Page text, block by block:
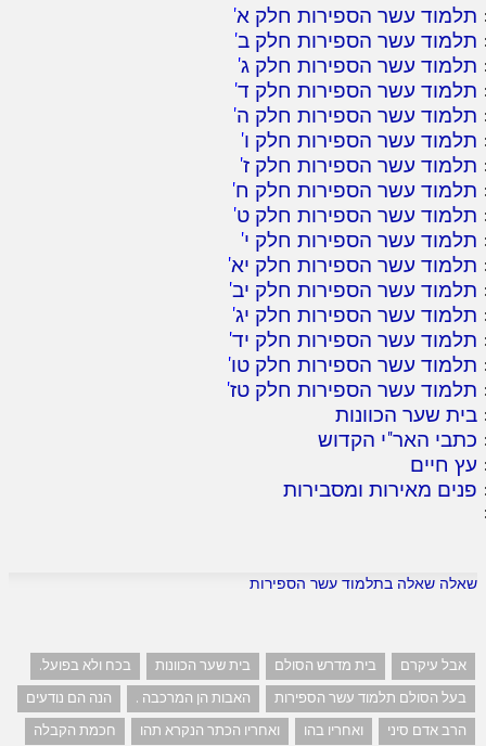
תלמוד עשר הספירות חלק א'
תלמוד עשר הספירות חלק ב'
תלמוד עשר הספירות חלק ג'
תלמוד עשר הספירות חלק ד'
תלמוד עשר הספירות חלק ה'
תלמוד עשר הספירות חלק ו'
תלמוד עשר הספירות חלק ז'
תלמוד עשר הספירות חלק ח'
תלמוד עשר הספירות חלק ט'
תלמוד עשר הספירות חלק י'
תלמוד עשר הספירות חלק יא'
תלמוד עשר הספירות חלק יב'
תלמוד עשר הספירות חלק יג'
תלמוד עשר הספירות חלק יד'
תלמוד עשר הספירות חלק טו'
תלמוד עשר הספירות חלק טז'
בית שער הכוונות
כתבי האר"י הקדוש
עץ חיים
פנים מאירות ומסבירות
שאלה שאלה בתלמוד עשר הספירות
אבל עיקרם בית מדרש הסולם בית שער הכוונות
בכח ולא בפועל.
בעל הסולם תלמוד עשר הספירות
האבות הן המרכבה .
הנה הם נודעים
הרב אדם סיני
ואחריו בהו ואחריו הכתר הנקרא תהו
חכמת הקבלה